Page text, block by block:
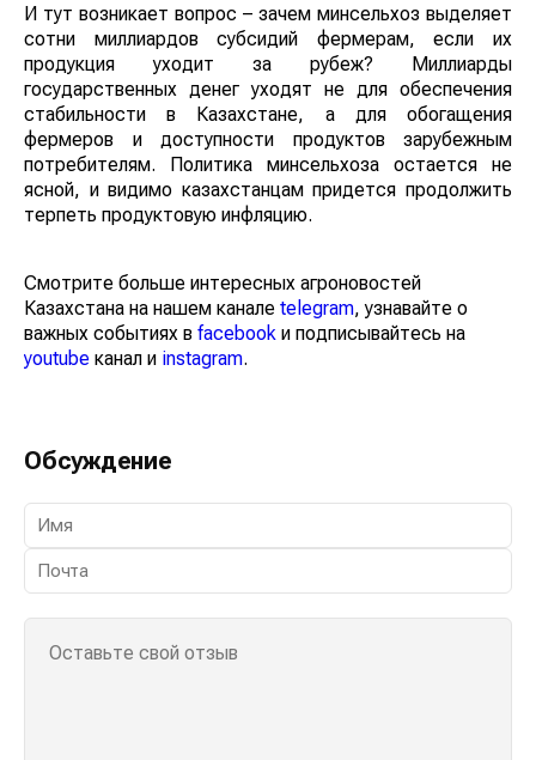
И тут возникает вопрос – зачем минсельхоз выделяет
сотни миллиардов субсидий фермерам, если их
продукция уходит за рубеж? Миллиарды
государственных денег уходят не для обеспечения
стабильности в Казахстане, а для обогащения
фермеров и доступности продуктов зарубежным
потребителям. Политика минсельхоза остается не
ясной, и видимо казахстанцам придется продолжить
терпеть продуктовую инфляцию.
Смотрите больше интересных агроновостей
Казахстана на нашем канале telegram, узнавайте о
важных событиях в facebook и подписывайтесь на
youtube канал и instagram.
Обсуждение